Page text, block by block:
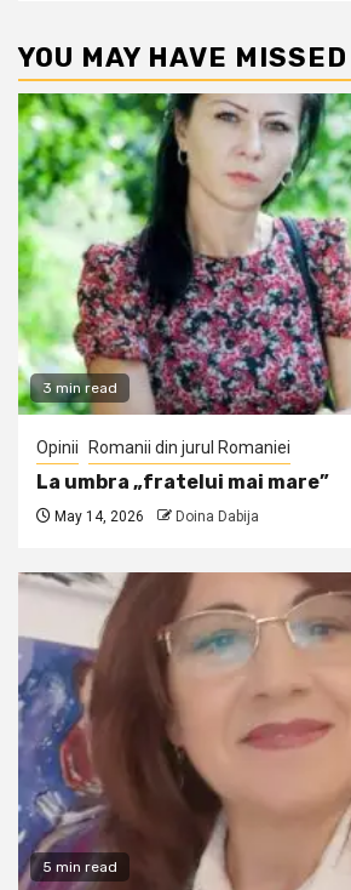
YOU MAY HAVE MISSED
3 min read
Opinii Romanii din jurul Romaniei
La umbra „fratelui mai mare”
May 14, 2026 Doina Dabija
5 min read